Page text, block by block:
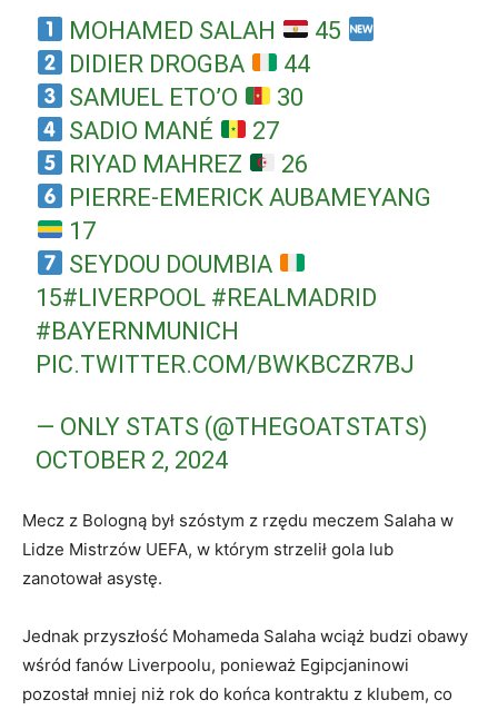
MOHAMED SALAH
45
DIDIER DROGBA
44
SAMUEL ETO’O
30
SADIO MANÉ
27
RIYAD MAHREZ
26
PIERRE-EMERICK AUBAMEYANG
17
SEYDOU DOUMBIA
15#LIVERPOOL #REALMADRID
#BAYERNMUNICH
PIC.TWITTER.COM/BWKBCZR7BJ
— ONLY STATS (@THEGOATSTATS)
OCTOBER 2, 2024
Mecz z Bologną był szóstym z rzędu meczem Salaha w
Lidze Mistrzów UEFA, w którym strzelił gola lub
zanotował asystę.
Jednak przyszłość Mohameda Salaha wciąż budzi obawy
wśród fanów Liverpoolu, ponieważ Egipcjaninowi
pozostał mniej niż rok do końca kontraktu z klubem, co